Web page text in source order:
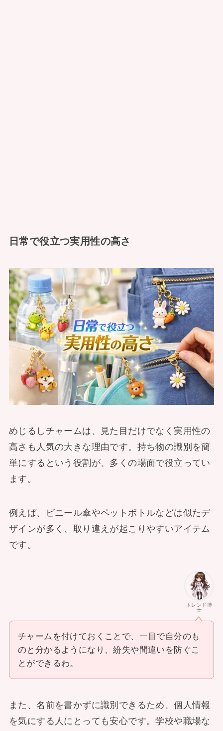
日常で役立つ実用性の高さ
めじるしチャームは、見た目だけでなく実用性の
高さも人気の大きな理由です。持ち物の識別を簡
単にするという役割が、多くの場面で役立ってい
ます。
例えば、ビニール傘やペットボトルなどは似たデ
ザインが多く、取り違えが起こりやすいアイテム
です。
トレンド博
士
チャームを付けておくことで、一目で自分のも
のと分かるようになり、紛失や間違いを防ぐこ
とができるわ。
また、名前を書かずに識別できるため、個人情報
を気にする人にとっても安心です。学校や職場な